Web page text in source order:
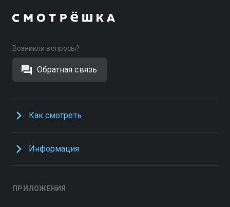
Возникли вопросы?
Обратная связь
Как смотреть
Информация
ПРИЛОЖЕНИЯ